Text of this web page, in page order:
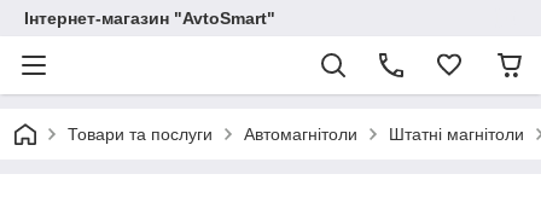
Інтернет-магазин "AvtoSmart"
Товари та послуги Автомагнітоли Штатні магнітоли